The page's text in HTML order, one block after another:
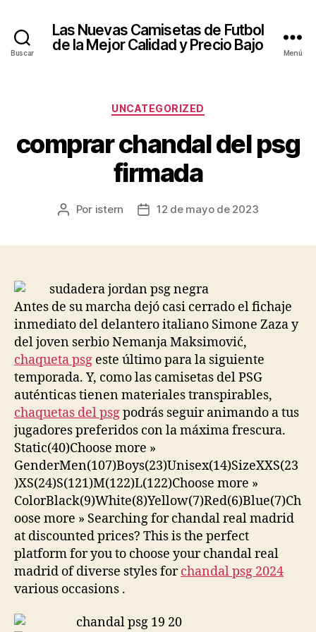
Buscar
Las Nuevas Camisetas de Futbol
de la Mejor Calidad y Precio Bajo
Menú
Categorías
UNCATEGORIZED
comprar chandal del psg
firmada
Autor
Por istern
Fecha12 de mayo de 2023
Antes de su marcha dejó casi cerrado el fichaje
inmediato del delantero italiano Simone Zaza y
del joven serbio Nemanja Maksimović,
chaqueta psg este último para la siguiente
temporada. Y, como las camisetas del PSG
auténticas tienen materiales transpirables,
chaquetas del psgpodrás seguir animando a tus
jugadores preferidos con la máxima frescura.
Static(40)Choose more »
GenderMen(107)Boys(23)Unisex(14)SizeXXS(23
)XS(24)S(121)M(122)L(122)Choose more »
ColorBlack(9)White(8)Yellow(7)Red(6)Blue(7)Ch
oose more » Searching for chandal real madrid
at discounted prices? This is the perfect
platform for you to choose your chandal real
madrid of diverse styles forchandal psg 2024
various occasions .